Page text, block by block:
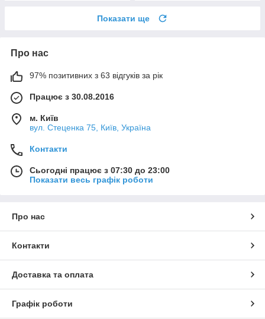
Показати ще
Про нас
97% позитивних з 63 відгуків за рік
Працює з 30.08.2016
м. Київ
вул. Стеценка 75, Київ, Україна
Контакти
Сьогодні працює з 07:30 до 23:00
Показати весь графік роботи
Про нас
Контакти
Доставка та оплата
Графік роботи